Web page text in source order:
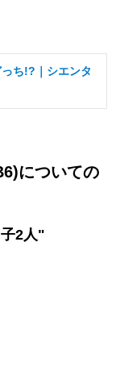
ち!?｜シエンタ
についての
2人"